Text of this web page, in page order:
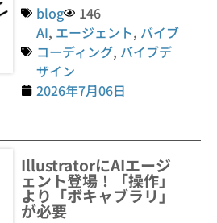
blog
146
AI, エージェント, バイブ
コーディング, バイブデ
ザイン
2026年7月06日
IllustratorにAIエージ
ェント登場！「操作」
より「ボキャブラリ」
が必要